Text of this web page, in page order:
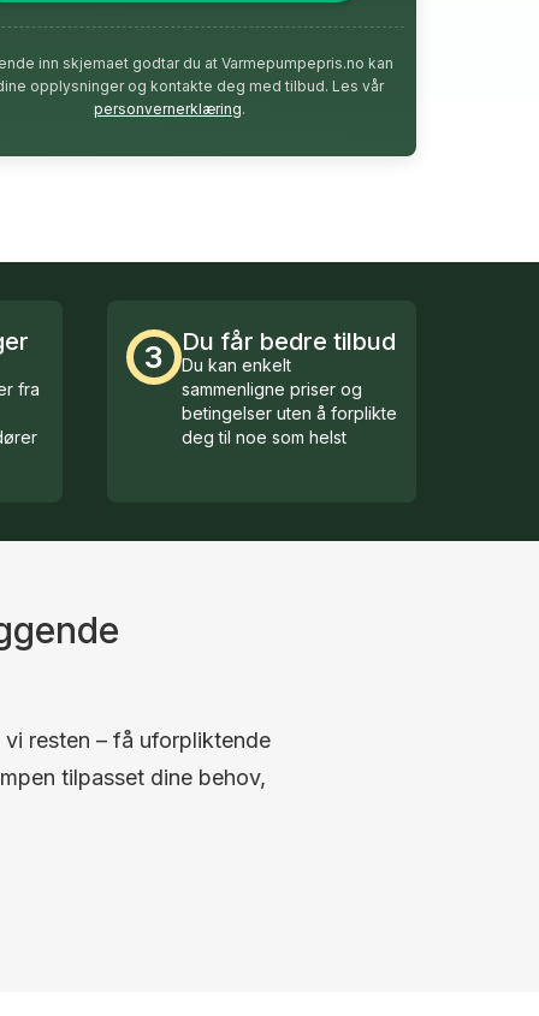
inn skjemaet godtar du at Varmepumpepris.no kan
opplysninger og kontakte deg med tilbud. Les vår
personvernerklæring.
fra
3 Du får bedre tilbud
Du kan enkelt
sammenligne priser og
betingelser uten å forplikte
deg til noe som helst
resten – få uforpliktende
tilpasset dine behov,